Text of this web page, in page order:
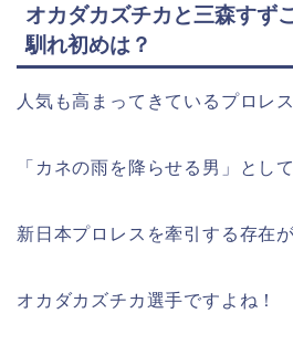
オカダカズチカと三森すず
馴れ初めは？
人気も高まってきているプロレ
「カネの雨を降らせる男」として
新日本プロレスを牽引する存在が
オカダカズチカ選手ですよね！